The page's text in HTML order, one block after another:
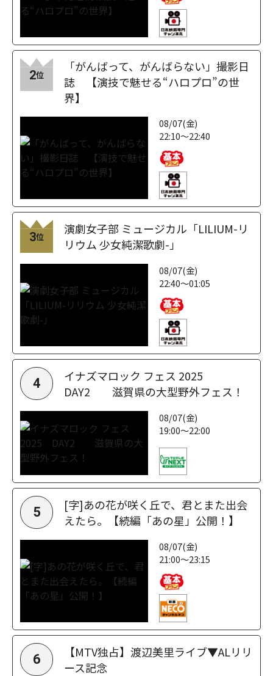
2位
「がんばって、がんばらない」撮影日
誌 【演技で魅せる“ハロプロ”の世
界】
08/07(金)
22:10～22:40
3位
演劇女子部 ミュージカル「LILIUM-リ
リウム 少女純潔歌劇-」
08/07(金)
22:40～01:05
4
イナズマロック フェス 2025
DAY2 滋賀県の大型野外フェス！
08/07(金)
19:00～22:00
5
[字]あの花が咲く丘で、君とまた出会
えたら。【続編「あの星」公開！】
08/07(金)
21:00～23:15
6
【MTV独占】渡辺美里ライブ▼ALリリ
ース記念